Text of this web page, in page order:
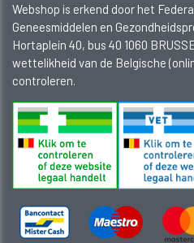
Webshop is erkend door het
Geneesmiddelen en
Hortaplein 40, bus 40 1060
wettelikheid van de Belgische
controleren.